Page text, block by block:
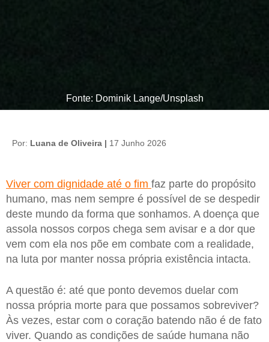
Fonte: Dominik Lange/Unsplash
Por: Luana de Oliveira | 17 Junho 2026
Viver com dignidade até o fim faz parte do propósito
humano, mas nem sempre é possível de se despedir
deste mundo da forma que sonhamos. A doença que
assola nossos corpos chega sem avisar e a dor que
vem com ela nos põe em combate com a realidade,
na luta por manter nossa própria existência intacta.
A questão é: até que ponto devemos duelar com
nossa própria morte para que possamos sobreviver?
Às vezes, estar com o coração batendo não é de fato
viver. Quando as condições de saúde humana não